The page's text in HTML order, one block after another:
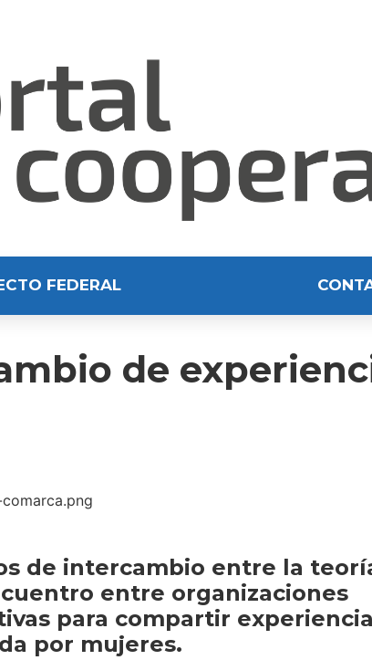
FEDERAL
de
de intercambio entre la
entre organizaciones
para compartir
por mujeres.